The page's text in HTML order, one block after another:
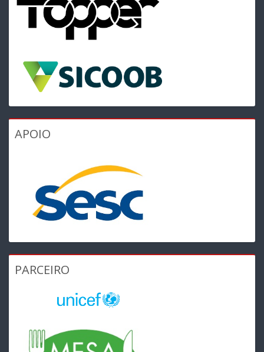
APOIO
PARCEIRO